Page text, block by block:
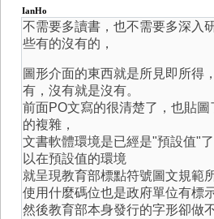
IanHo
不需要多讀書，也不需要多深入
些有的沒有的，
圖形介面的東西就是所見即所得
有，沒有就是沒有。
前面PO文寫的很清楚了，也貼
的複雜，
文書軟體環境是已經是"預設值"
以在預設值的環境
就呈現教育部標點符號圖文規範
使用什麼碼位也是政府單位有標
然後教育部本身發行的字形卻做